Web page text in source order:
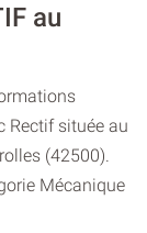
au
Rectif située au
(42500).
Mécanique